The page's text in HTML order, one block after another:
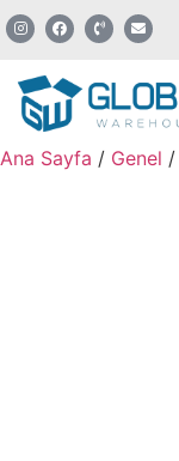
Ana Sayfa / Genel /